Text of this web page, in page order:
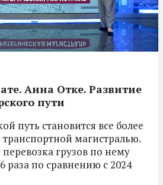
Анна Отке. Развитие
пути
путь становится все более
магистралью.
грузов по нему
раза по сравнению с 2024